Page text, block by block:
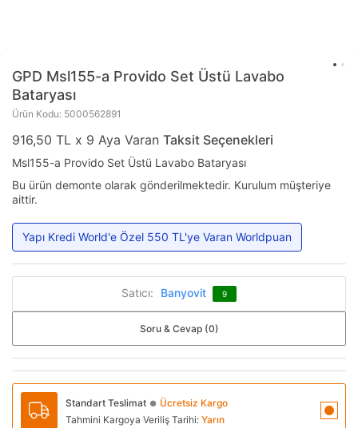
GPD Msl155-a Provido Set Üstü Lavabo
Bataryası
Ürün Kodu: 5000562891
916,50 TL x 9 Aya Varan Taksit Seçenekleri
Msl155-a Provido Set Üstü Lavabo Bataryası
Bu ürün demonte olarak gönderilmektedir. Kurulum müşteriye
aittir.
Yapı Kredi World'e Özel 550 TL'ye Varan Worldpuan
Satıcı: Banyovit 9
Soru & Cevap (0)
Standart Teslimat ● Ücretsiz Kargo
Tahmini Kargoya Veriliş Tarihi: Yarın